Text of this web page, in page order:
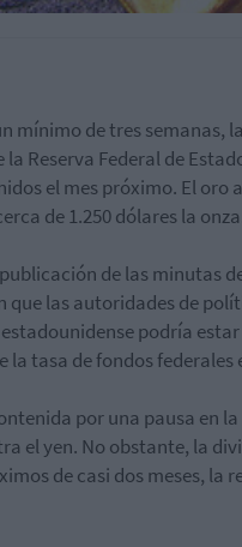
mínimo de tres semanas,
Reserva Federal de
el mes próximo. El oro
de 1.250 dólares la
de las minutas
que las autoridades de
podría estar
tasa de fondos federales
por una pausa en
el yen. No obstante, la
de casi dos meses, la